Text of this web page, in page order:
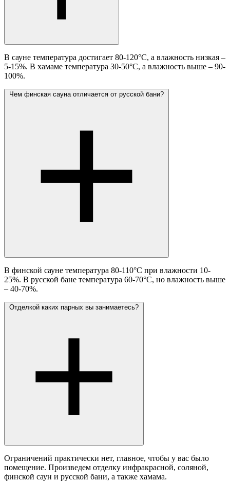
В сауне температура достигает 80-120°C, а влажность низкая –
5-15%. В хамаме температура 30-50°C, а влажность выше – 90-
100%.
Чем финская сауна отличается от русской бани?
В финской сауне температура 80-110°C при влажности 10-
25%. В русской бане температура 60-70°C, но влажность выше
– 40-70%.
Отделкой каких парных вы занимаетесь?
Ограничений практически нет, главное, чтобы у вас было
помещение. Произведем отделку инфракрасной, соляной,
финской саун и русской бани, а также хамама.